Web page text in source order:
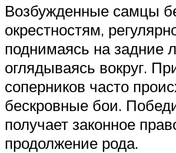
Возбужденные самцы
окрестностям,
поднимаясь на задние
оглядываясь вокруг.
соперников часто
бескровные бои.
получает законное
продолжение рода.